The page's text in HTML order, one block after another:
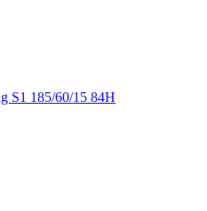
S1 185/60/15 84H